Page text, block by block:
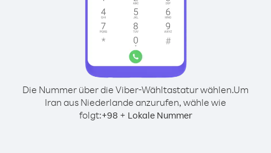
Die Nummer über die Viber-Wähltastatur wählen.Um
Iran aus Niederlande anzurufen, wähle wie
folgt:+98 + Lokale Nummer